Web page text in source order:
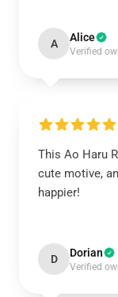
A Alice
Verified
This Ao Haru
cute motive,
happier!
D Dorian
Verified